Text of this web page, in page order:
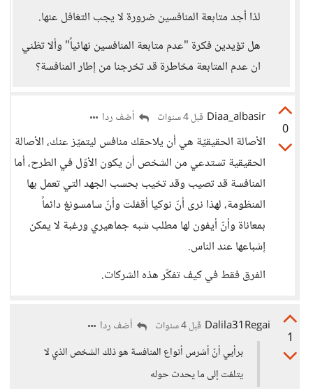
لذا أجد متابعة المنافسين ضرورة لا يجب التغافل عنها.
هل تؤيدين فكرة "عدم متابعة المنافسين نهائياً" وألا تظني
ان عدم المتابعة مخاطرة قد تخرجنا من إطار المنافسة؟
0
Diaa_albasir قبل 4 سنوات أضف ردا
الأصالة الحقيقيّة هي أن يلاحقك منافس ليتميّز عنك، الأصالة
الحقيقية تستدعي من الشخص أن يكون الأوّل في الطرح، أما
المنافسة قد تصيب وقد تخيب بحسب الجهد التي تعمل بها
المنظومة، لهذا نرى أنّ نوكيا أقفلت وأنّ سامسونغ دائماً
بمعاناة وأنّ أيفون لها مطلب شبه جماهيري ورغبة لا يمكن
إشباعها عند الناس.
الفرق فقط في كيف تفكّر هذه الشركات.
1
Dalila31Regai قبل 4 سنوات
أضف ردا
برأيي أنّ أشرس أنواع المنافسة هو ذلك الشخص الذي لا
يتلفت إلى ما يحدث حوله